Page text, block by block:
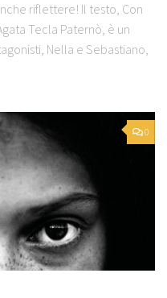
riflettere! Il testo, Con
Tecla Paternò, è un
Nella e Sebastiano,
0